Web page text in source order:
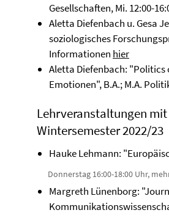
Gesellschaften, Mi. 12:00-
Aletta Diefenbach u. Gesa
soziologisches
Informationen hier
Aletta Diefenbach: "Politics
Emotionen", B.A.; M.A.
Lehrveranstaltungen
Wintersemester 2022/23
Hauke Lehmann:
Donnerstag 16:00-18:00 Uhr,
Margreth Lünenborg: